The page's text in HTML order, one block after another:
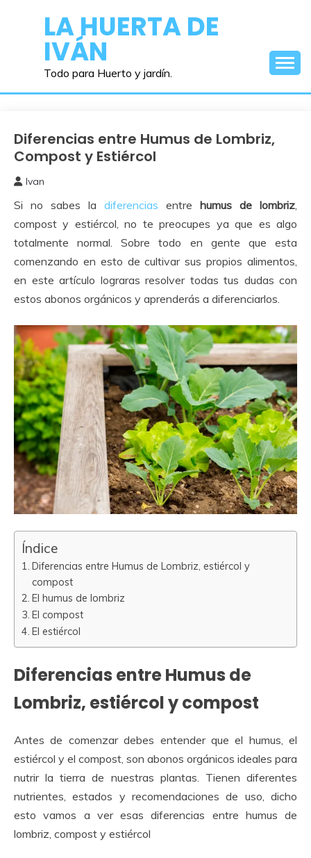
contenidoLA HUERTA DE
IVÁN
Todo para Huerto y jardín.
Abonos y
Remedios
Diferencias entre Humus de Lombriz,
Compost y Estiércol
noviembre,
2019
Ivan
Si no sabes la diferencias entre humus de lombriz,
compost y estiércol, no te preocupes ya que es algo
totalmente normal. Sobre todo en gente que esta
comenzando en esto de cultivar sus propios alimentos,
en este artículo lograras resolver todas tus dudas con
estos abonos orgánicos y aprenderás a diferenciarlos.
Índice
Diferencias entre Humus de Lombriz, estiércol y
compost
El humus de lombriz
El compost
El estiércol
Diferencias entre Humus de
Lombriz, estiércol y compost
Antes de comenzar debes entender que el humus, el
estiércol y el compost, son abonos orgánicos ideales para
nutrir la tierra de nuestras plantas. Tienen diferentes
nutrientes, estados y recomendaciones de uso, dicho
esto vamos a ver esas diferencias entre humus de
lombriz, compost y estiércol